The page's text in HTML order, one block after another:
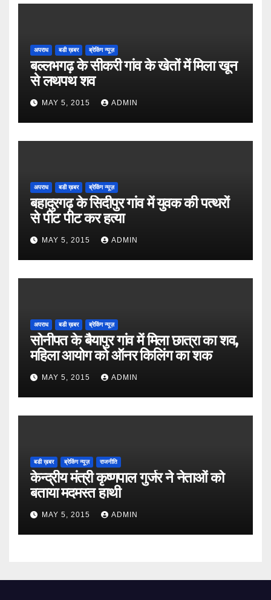
अपराध बडी ख़बर ब्रेकिंग न्यूज़
बल्लभगढ़ के सीकरी गांव के खेतों में मिला खून
से लथपथ शव
MAY 5, 2015 ADMIN
अपराध बडी ख़बर ब्रेकिंग न्यूज़
बहादुरगढ़ के सिदीपुर गांव में युवक की पत्थरों
से पीट पीट कर हत्या
MAY 5, 2015 ADMIN
अपराध बडी ख़बर ब्रेकिंग न्यूज़
सोनीपत के बैयापुर गांव में मिला छात्रा का शव,
महिला आयोग को ऑनर किलिंग का शक
MAY 5, 2015 ADMIN
बडी ख़बर ब्रेकिंग न्यूज़ राजनीति
केन्द्रीय मंत्री कृष्णपाल गुर्जर ने नेताओं को
बताया मदमस्त हाथी
MAY 5, 2015 ADMIN